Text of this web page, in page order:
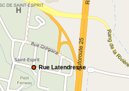
Rue Latendresse